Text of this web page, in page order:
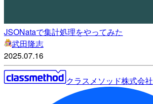
JSONataで集計処理をやってみた
武田隆志
2025.07.16
クラスメソッド株式会社